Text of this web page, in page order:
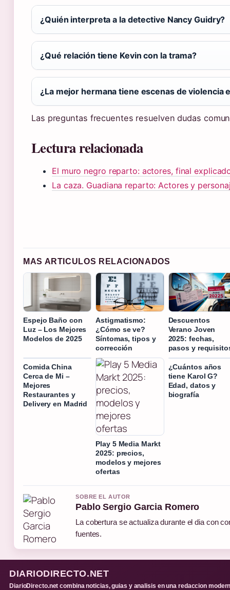
¿Quién interpreta a la detective Nancy Guidry?
¿Qué relación tiene Kevin con la trama?
¿La mejor hermana tiene escenas de violencia
Las preguntas frecuentes resuelven dudas
Lectura relacionada
El muro negro reparto: actores, final
La caza. Guadiana reparto: Actores y
MAS ARTICULOS RELACIONADOS
Espejo Baño con
Luz – Los Mejores
Modelos de 2025
Astigmatismo:
¿Cómo se ve?
Síntomas, tipos y
corrección
Descuentos
Verano Joven
2025: fechas,
pasos y
Comida China
Cerca de Mi –
Mejores
Restaurantes y
Delivery en Madrid
Play 5 Media Markt
2025: precios,
modelos y mejores
ofertas
¿Cuántos años
tiene Karol G?
Edad, datos y
biografía
SOBRE EL AUTOR
Pablo Sergio Garcia Romero
La cobertura se actualiza durante el dia con
fuentes.
DIARIODIRECTO.NET
DiarioDirecto.net combina noticias, guias y analisis en una redaccion